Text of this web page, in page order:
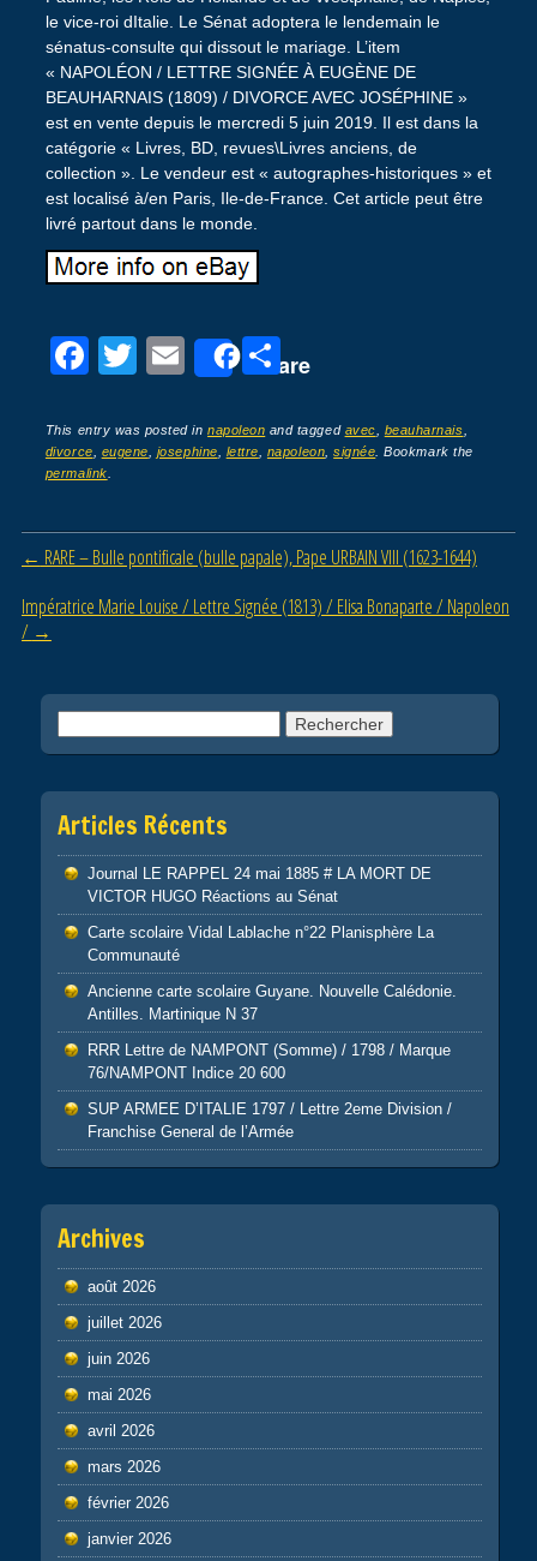
le vice-roi dItalie. Le Sénat adoptera le lendemain le
sénatus-consulte qui dissout le mariage. L’item
« NAPOLÉON / LETTRE SIGNÉE À EUGÈNE DE
BEAUHARNAIS (1809) / DIVORCE AVEC JOSÉPHINE »
est en vente depuis le mercredi 5 juin 2019. Il est dans la
catégorie « Livres, BD, revues\Livres anciens, de
collection ». Le vendeur est « autographes-historiques » et
est localisé à/en Paris, Ile-de-France. Cet article peut être
livré partout dans le monde.
F
c
e
o
k
T
tt
er
E
ail
Share
P
ta
g
This entry was posted innapoleon and tagged avec beauharnais
divorce
eugene josephine lettre napoleon ,signée . Bookmark the
permalink
Post navigation
← RARE – Bulle pontificale (bulle papale), Pape URBAIN VIII (1623-1644)
Impératrice Marie Louise / Lettre Signée (1813) / Elisa Bonaparte / Napoleon
/ →
Articles Récents
Journal LE RAPPEL 24 mai 1885 # LA MORT DE
VICTOR HUGO Réactions au Sénat
Carte scolaire Vidal Lablache n°22 Planisphère La
Communauté
Ancienne carte scolaire Guyane. Nouvelle Calédonie.
Antilles. Martinique N 37
RRR Lettre de NAMPONT (Somme) / 1798 / Marque
76/NAMPONT Indice 20 600
SUP ARMEE D’ITALIE 1797 / Lettre 2eme Division /
Franchise General de l’Armée
Archives
août 2026
juillet 2026
juin 2026
mai 2026
avril 2026
mars 2026
février 2026
janvier 2026